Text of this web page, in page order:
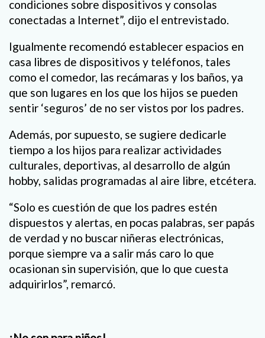
condiciones sobre dispositivos y consolas
conectadas a Internet”, dijo el entrevistado.
Igualmente recomendó establecer espacios en
casa libres de dispositivos y teléfonos, tales
como el comedor, las recámaras y los baños, ya
que son lugares en los que los hijos se pueden
sentir ‘seguros’ de no ser vistos por los padres.
Además, por supuesto, se sugiere dedicarle
tiempo a los hijos para realizar actividades
culturales, deportivas, al desarrollo de algún
hobby, salidas programadas al aire libre, etcétera.
“Solo es cuestión de que los padres estén
dispuestos y alertas, en pocas palabras, ser papás
de verdad y no buscar niñeras electrónicas,
porque siempre va a salir más caro lo que
ocasionan sin supervisión, que lo que cuesta
adquirirlos”, remarcó.